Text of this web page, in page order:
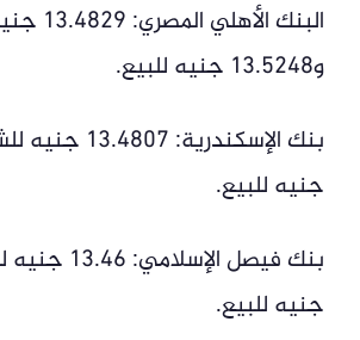
البنك
و13.5248 جنيه للبيع.
جنيه للبيع.
جنيه للبيع.